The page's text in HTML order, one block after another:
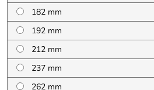
182 mm
192 mm
212 mm
237 mm
262 mm